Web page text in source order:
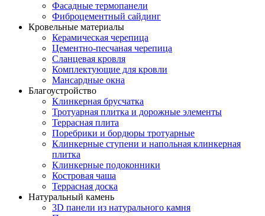
Фасадные термопанели
Фиброцементный сайдинг
Кровельные материалы
Керамическая черепица
Цементно-песчаная черепица
Сланцевая кровля
Комплектующие для кровли
Мансардные окна
Благоустройство
Клинкерная брусчатка
Тротуарная плитка и дорожные элементы
Террасная плита
Поребрики и бордюры тротуарные
Клинкерные ступени и напольная клинкерная
плитка
Клинкерные подоконники
Костровая чаша
Террасная доска
Натуральный камень
3D панели из натурального камня